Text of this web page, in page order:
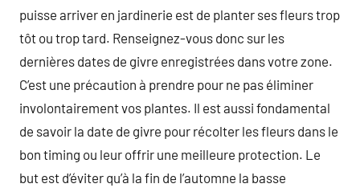
puisse arriver en jardinerie est de planter ses fleurs trop
tôt ou trop tard. Renseignez-vous donc sur les
dernières dates de givre enregistrées dans votre zone.
C’est une précaution à prendre pour ne pas éliminer
involontairement vos plantes. Il est aussi fondamental
de savoir la date de givre pour récolter les fleurs dans le
bon timing ou leur offrir une meilleure protection. Le
but est d’éviter qu’à la fin de l’automne la basse